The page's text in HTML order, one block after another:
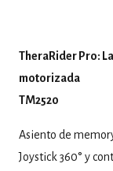
TheraRider Pro:
motorizada
TM2520
Asiento de
Joystick 360° y